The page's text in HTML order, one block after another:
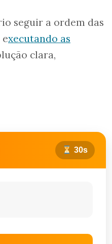
seguir a ordem das
xecutando as
clara,
30s